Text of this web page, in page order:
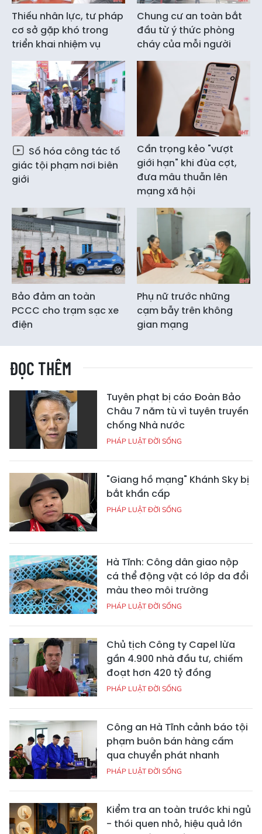
Thiếu nhân lực, tư pháp
cơ sở gặp khó trong
triển khai nhiệm vụ
Chung cư an toàn bắt
đầu từ ý thức phòng
cháy của mỗi người
Số hóa công tác tố
giác tội phạm nơi biên
giới
Cẩn trọng kẻo "vượt
giới hạn" khi đùa cợt,
đưa mâu thuẫn lên
mạng xã hội
Bảo đảm an toàn
PCCC cho trạm sạc xe
điện
Phụ nữ trước những
cạm bẫy trên không
gian mạng
ĐỌC THÊM
Tuyên phạt bị cáo Đoàn Bảo
Châu 7 năm tù vì tuyên truyền
chống Nhà nước
PHÁP LUẬT ĐỜI SỐNG
"Giang hồ mạng" Khánh Sky bị
bắt khẩn cấp
PHÁP LUẬT ĐỜI SỐNG
Hà Tĩnh: Công dân giao nộp
cá thể động vật có lớp da đổi
màu theo môi trường
PHÁP LUẬT ĐỜI SỐNG
Chủ tịch Công ty Capel lừa
gần 4.900 nhà đầu tư, chiếm
đoạt hơn 420 tỷ đồng
PHÁP LUẬT ĐỜI SỐNG
Công an Hà Tĩnh cảnh báo tội
phạm buôn bán hàng cấm
qua chuyển phát nhanh
PHÁP LUẬT ĐỜI SỐNG
Kiểm tra an toàn trước khi ngủ
- thói quen nhỏ, hiệu quả lớn